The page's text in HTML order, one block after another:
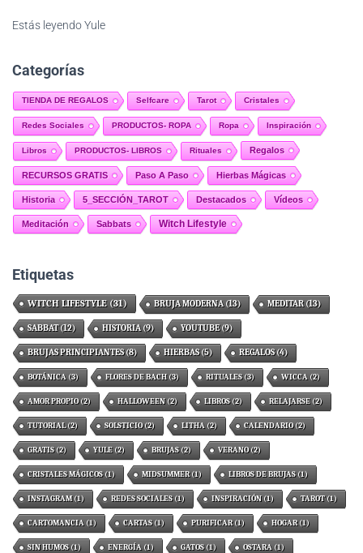
Estás leyendoYule
Categorías
TIENDA DE REGALOS Selfcare Tarot Cristales
Redes Sociales PRODUCTOS- ROPA Ropa Inspiración
Libros PRODUCTOS- LIBROS Rituales Regalos
RECURSOS GRATIS Paso A Paso Hierbas Mágicas
Historia 5_SECCIÓN_TAROT Destacados Vídeos
Meditación Sabbats Witch Lifestyle
Etiquetas
WITCH LIFESTYLE(31) BRUJA MODERNA(13) MEDITAR(13)
SABBAT(12) HISTORIA(9) YOUTUBE(9)
BRUJAS PRINCIPIANTES(8) HIERBAS(5) REGALOS(4)
BOTÁNICA (3) FLORES DE BACH(3) RITUALES(3) WICCA (2)
AMOR PROPIO(2) HALLOWEEN(2) LIBROS(2) RELAJARSE(2)
TUTORIAL(2) SOLSTICIO(2) LITHA (2) CALENDARIO(2)
GRATIS(2) YULE(2) BRUJAS(2) VERANO(2)
CRISTALES MÁGICOS(1) MIDSUMMER(1) LIBROS DE BRUJAS(1)
INSTAGRAM(1) REDES SOCIALES(1) INSPIRACIÓN(1) TAROT(1)
CARTOMANCIA (1) CARTAS(1) PURIFICAR(1) HOGAR(1)
SIN HUMOS(1) ENERGÍA (1) GATOS(1) OSTARA (1)